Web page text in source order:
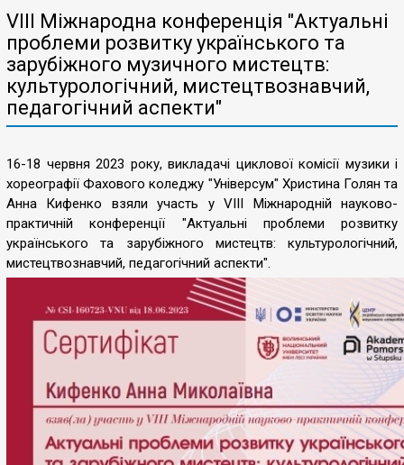
VIII Міжнародна конференція "Актуальні
проблеми розвитку українського та
зарубіжного музичного мистецтв:
культурологічний, мистецтвознавчий,
педагогічний аспекти"
16-18 червня 2023 року, викладачі циклової комісії музики і
хореографії Фахового коледжу "Універсум" Христина Голян та
Анна Кифенко взяли участь у VIII Міжнародній науково-
практичній конференції "Актуальні проблеми розвитку
українського та зарубіжного мистецтв: культурологічний,
мистецтвознавчий, педагогічний аспекти".